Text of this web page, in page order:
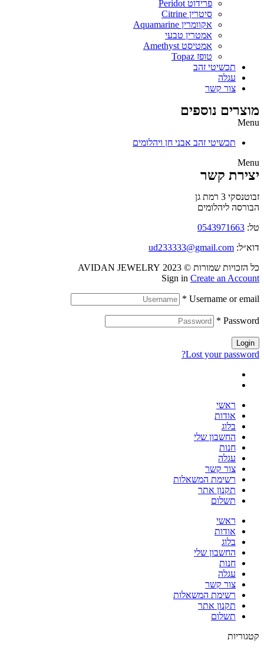
פרידוט Peridot
סיטרין Citrine
אקוומרין Aquamarine
אמטרין טבעי
אמטיסט Amethyst
טופז Topaz
תכשיטי זהב
עגלה
צור קשר
מוצרים נוספים
Menu
תכשיטי זהב אבני חן ויהלומים
Menu
יצירת קשר
זבוטנסקי 3 רמת גן
הבורסה ליהלומים
טל: 0543971663
דוא״ל: ud233333@gmail.com
כל הזכויות שמורות © 2023 AVIDAN JEWELRY
Sign in Create an Account
Username or email
*
Password
*
Login
Lost your password?
ראשי
אודות
בלוג
החשבון שלי
חנות
עגלה
צור קשר
רשימת המשאלות
תקנון אתר
תשלום
ראשי
אודות
בלוג
החשבון שלי
חנות
עגלה
צור קשר
רשימת המשאלות
תקנון אתר
תשלום
קטגוריות